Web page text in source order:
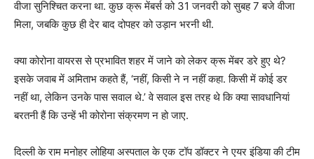
वीजा सुनिश्चित करना था. कुछ क्रू मेंबर्स को 31 जनवरी को सुबह 7 बजे वीजा
मिला, जबकि कुछ ही देर बाद दोपहर को उड़ान भरनी थी.
क्या कोरोना वायरस से प्रभावित शहर में जाने को लेकर क्रू मेंबर डरे हुए थे?
इसके जवाब में अमिताभ कहते हैं, ‘नहीं, किसी ने न नहीं कहा. किसी में कोई डर
नहीं था, लेकिन उनके पास सवाल थे.’ वे सवाल इस तरह थे कि क्या सावधानियां
बरतनी हैं कि उन्हें भी कोरोना संक्रमण न हो जाए.
दिल्ली के राम मनोहर लोहिया अस्पताल के एक टॉप डॉक्टर ने एयर इंडिया की टीम